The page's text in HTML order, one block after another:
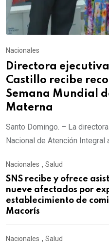
Nacionales
Directora
Castillo recibe
Semana Mundial
Materna
Santo Domingo. – La
Nacional de Atención Integral
Nacionales , Salud
SNS recibe y ofrece
nueve afectados por
establecimiento de
Macorís
Nacionales , Salud